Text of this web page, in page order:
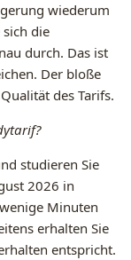
wiederum
sich die
durch. Das ist
Der bloße
des Tarifs.
studieren Sie
2026 in
Minuten
erhalten Sie
entspricht.